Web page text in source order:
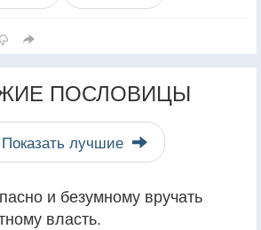
ПОСЛОВИЦЫ
Показать лучшие
и безумному вручать
власть.